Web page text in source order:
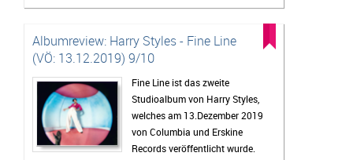
Albumreview: Harry Styles - Fine Line
(VÖ: 13.12.2019) 9/10
Fine Line ist das zweite
Studioalbum von Harry Styles,
welches am 13.Dezember 2019
von Columbia und Erskine
Records veröffentlicht wurde.